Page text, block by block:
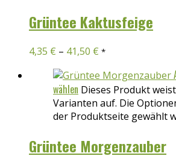
Grüntee Kaktusfeige
4,35 € – 41,50 € *
wählen Dieses Produkt
Varianten auf. Die
der Produktseite gewählt
Grüntee Morgenzauber